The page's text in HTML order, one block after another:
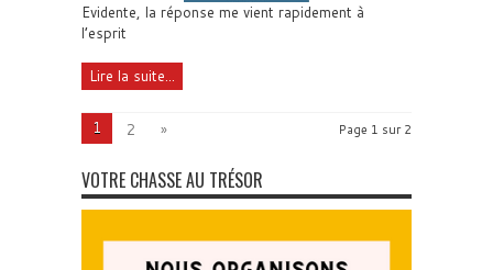
Evidente, la réponse me vient rapidement à
l’esprit
Lire la suite...
Page 1 sur 2
1 2 »
VOTRE CHASSE AU TRÉSOR